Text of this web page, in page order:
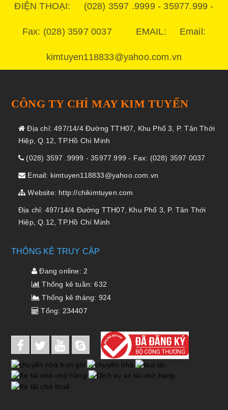
ĐIỆN THOẠI: (028) 3597 .9999 - 35977.999 -
Fax: (028) 3597 0037 EMAIL: Email:
kimtuyen118833@yahoo.com.vn
CÔNG TY CHỈ MAY KIM TUYẾN
Địa chỉ: 497/14/4 Đường TTH07, Khu Phố 3, P. Tân Thới
Hiệp, Q.12, TP.Hồ Chí Minh
(028) 3597 .9999 - 35977.999 - Fax: (028) 3597 0037
Email: kimtuyen118833@yahoo.com.vn
Website: http://chikimtuyen.com
Địa chỉ: 497/14/4 Đường TTH07, Khu Phố 3, P. Tân Thới
Hiệp, Q.12, TP.Hồ Chí Minh
THỐNG KÊ TRUY CẬP
Đang online: 2
Thống kê tuần: 632
Thống kê tháng: 924
Tổng: 234407